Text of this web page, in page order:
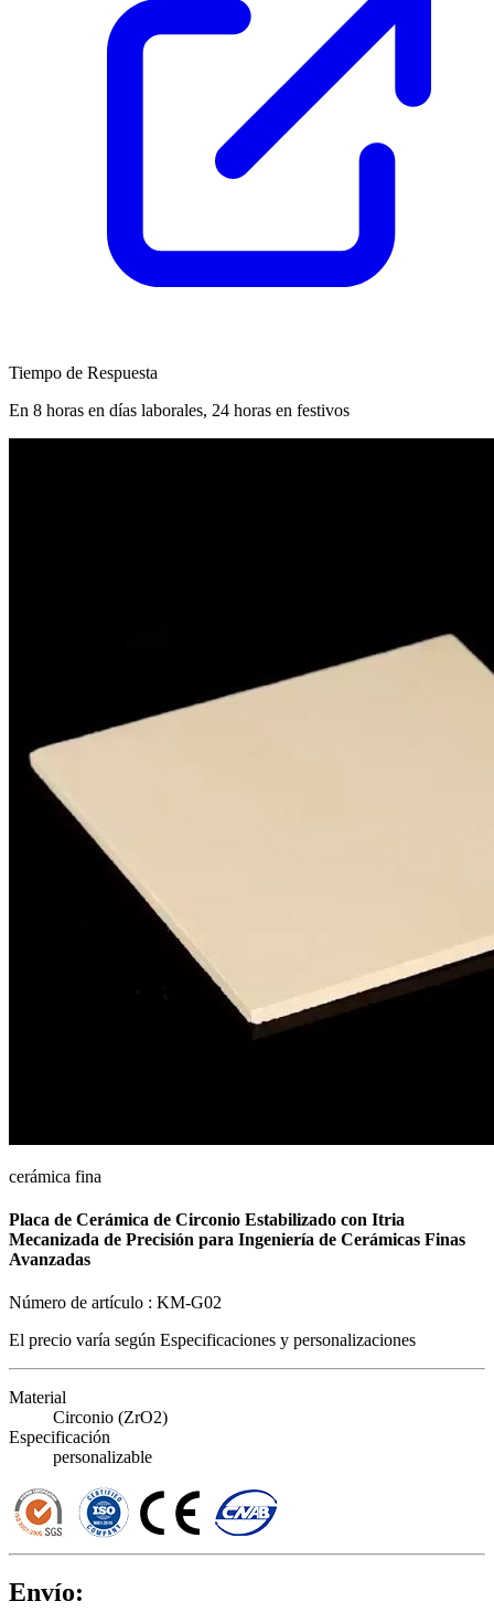
Tiempo de Respuesta
En 8 horas en días laborales, 24 horas en festivos
cerámica fina
Placa de Cerámica de Circonio Estabilizado con Itria
Mecanizada de Precisión para Ingeniería de Cerámicas Finas
Avanzadas
Número de artículo : KM-G02
El precio varía según Especificaciones y personalizaciones
Material
Circonio (ZrO2)
Especificación
personalizable
Envío: